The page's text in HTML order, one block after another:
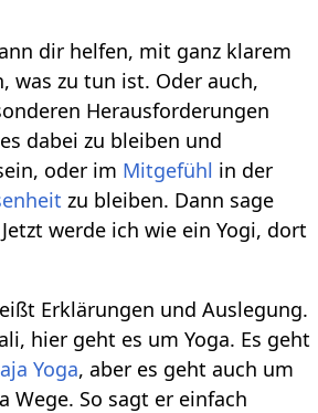
dir helfen, mit ganz klarem
was zu tun ist. Oder auch,
Herausforderungen
dabei zu bleiben und
oder im Mitgefühl in der
zu bleiben. Dann sage
werde ich wie ein Yogi, dort
Erklärungen und Auslegung.
hier geht es um Yoga. Es geht
Yoga, aber es geht auch um
Wege. So sagt er einfach